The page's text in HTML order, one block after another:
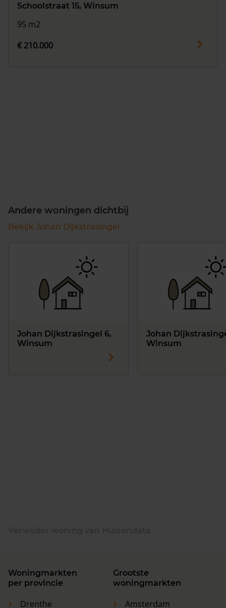
Schoolstraat 15, Winsum
95 m2
€ 210.000
Andere woningen dichtbij
Bekijk Johan Dijkstrasingel
Johan Dijkstrasingel 6,
Winsum
Johan
Winsum
Woningmarkten
per provincie
Drenthe
Grootste
woningmarkten
Amsterdam